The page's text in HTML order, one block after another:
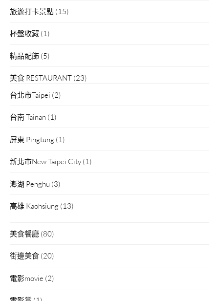
旅遊打卡景點 (15)
杯盤收藏 (1)
精品配飾 (5)
美食 RESTAURANT (23)
台北市Taipei (2)
台南 Tainan (1)
屏東 Pingtung (1)
新北市New Taipei City (1)
澎湖 Penghu (3)
高雄 Kaohsiung (13)
美食餐廳 (80)
街邊美食 (20)
電影movie (2)